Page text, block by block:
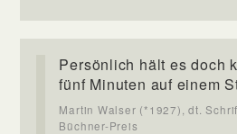
Persönlich hält es doch
fünf Minuten auf einem
Martin Walser (*1927), dt.
Büchner-Preis